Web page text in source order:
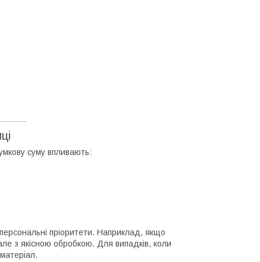
суму впливають:
пріоритети. Наприклад, якщо
з якісною обробкою. Для випадків, коли